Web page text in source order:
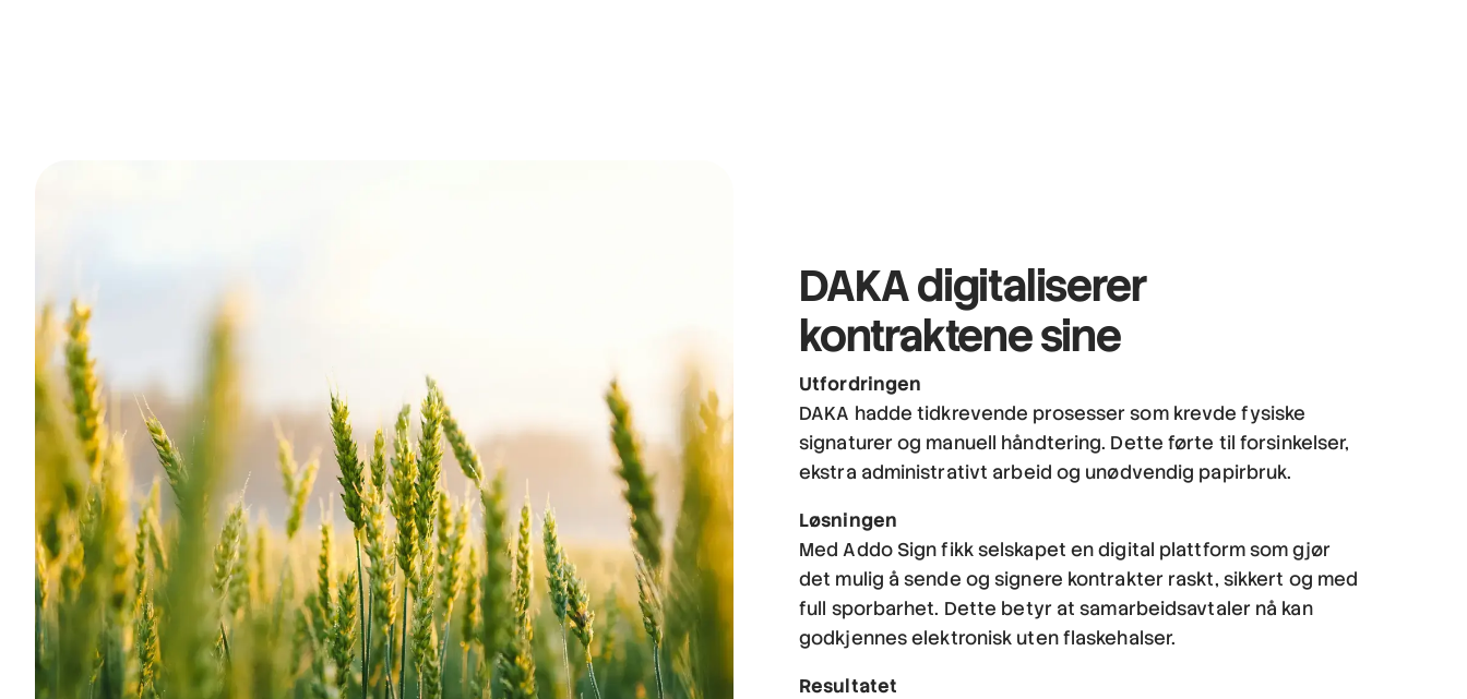
DAKA digitaliserer
kontraktene sine
Utfordringen
DAKA hadde tidkrevende prosesser som krevde fysiske
signaturer og manuell håndtering. Dette førte til forsinkelser,
ekstra administrativt arbeid og unødvendig papirbruk.
Løsningen
Med Addo Sign fikk selskapet en digital plattform som gjør
det mulig å sende og signere kontrakter raskt, sikkert og med
full sporbarhet. Dette betyr at samarbeidsavtaler nå kan
godkjennes elektronisk uten flaskehalser.
Resultatet